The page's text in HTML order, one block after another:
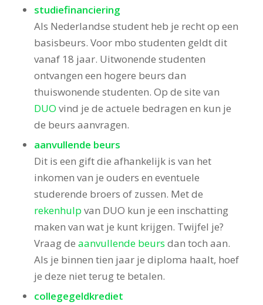
studiefinanciering
Als Nederlandse student heb je recht op een
basisbeurs. Voor mbo studenten geldt dit
vanaf 18 jaar. Uitwonende studenten
ontvangen een hogere beurs dan
thuiswonende studenten. Op de site van
DUO vind je de actuele bedragen en kun je
de beurs aanvragen.
aanvullende beurs
Dit is een gift die afhankelijk is van het
inkomen van je ouders en eventuele
studerende broers of zussen. Met de
rekenhulp van DUO kun je een inschatting
maken van wat je kunt krijgen. Twijfel je?
Vraag de aanvullende beurs dan toch aan.
Als je binnen tien jaar je diploma haalt, hoef
je deze niet terug te betalen.
collegegeldkrediet